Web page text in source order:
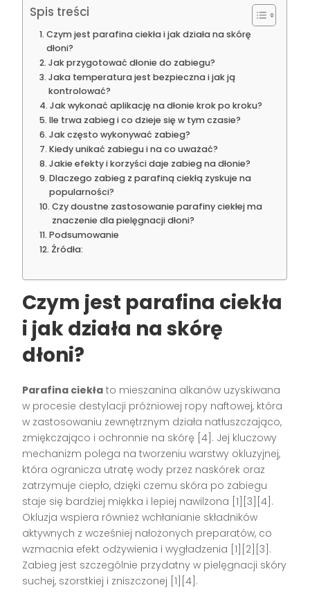
Spis treści
Czym jest parafina ciekła i jak działa na skórę
dłoni?
Jak przygotować dłonie do zabiegu?
Jaka temperatura jest bezpieczna i jak ją
kontrolować?
Jak wykonać aplikację na dłonie krok po kroku?
Ile trwa zabieg i co dzieje się w tym czasie?
Jak często wykonywać zabieg?
Kiedy unikać zabiegu i na co uważać?
Jakie efekty i korzyści daje zabieg na dłonie?
Dlaczego zabieg z parafiną ciekłą zyskuje na
popularności?
Czy doustne zastosowanie parafiny ciekłej ma
znaczenie dla pielęgnacji dłoni?
Podsumowanie
Źródła:
Czym jest parafina ciekła
i jak działa na skórę
dłoni?
Parafina ciekła to mieszanina alkanów uzyskiwana
w procesie destylacji próżniowej ropy naftowej, która
w zastosowaniu zewnętrznym działa natłuszczająco,
zmiękczająco i ochronnie na skórę [4]. Jej kluczowy
mechanizm polega na tworzeniu warstwy okluzyjnej,
która ogranicza utratę wody przez naskórek oraz
zatrzymuje ciepło, dzięki czemu skóra po zabiegu
staje się bardziej miękka i lepiej nawilżona [1][3][4].
Okluzja wspiera również wchłanianie składników
aktywnych z wcześniej nałożonych preparatów, co
wzmacnia efekt odżywienia i wygładzenia [1][2][3].
Zabieg jest szczególnie przydatny w pielęgnacji skóry
suchej, szorstkiej i zniszczonej [1][4].